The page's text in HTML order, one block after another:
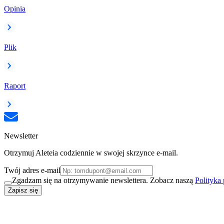
Opinia
Plik
Raport
Newsletter
Otrzymuj Aleteia codziennie w swojej skrzynce e-mail.
Twój adres e-mail
Zgadzam się na otrzymywanie newslettera. Zobacz naszą Polityka
Zapisz się